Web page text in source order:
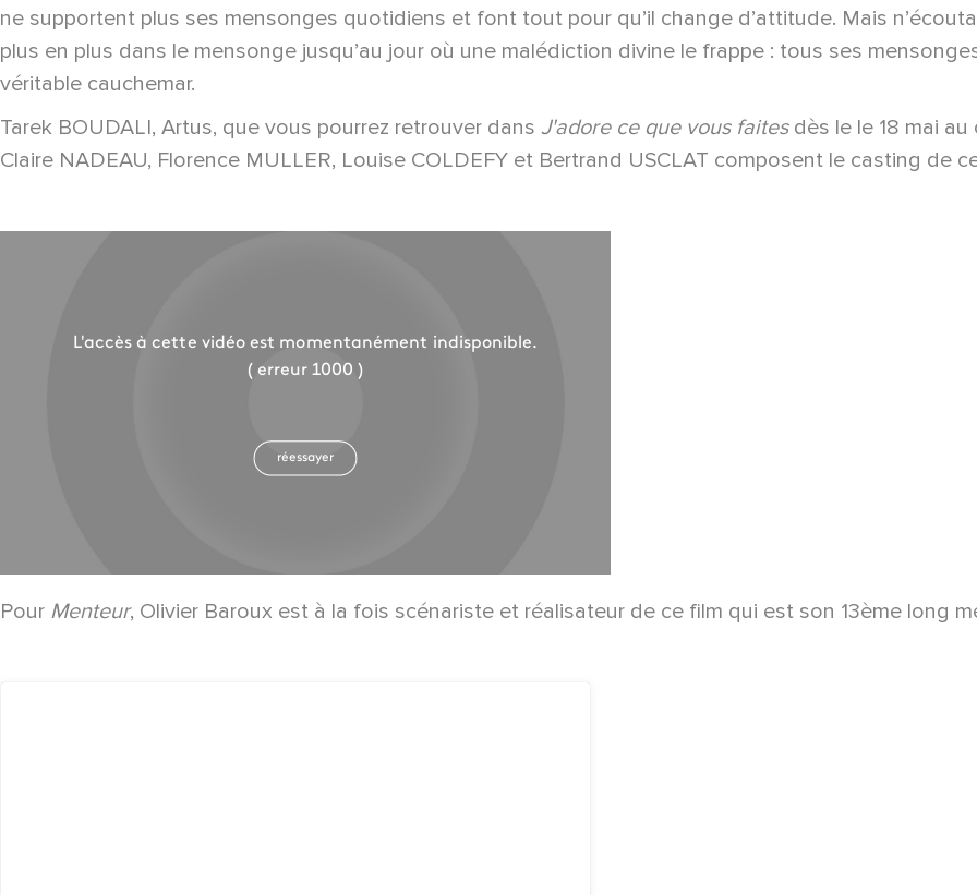
ne supportent plus ses mensonges quotidiens et font tout pour qu’il change d’attitude. Mais
plus en plus dans le mensonge jusqu’au jour où une malédiction divine le frappe : tous ses
véritable cauchemar.
Tarek BOUDALI, Artus, que vous pourrez retrouver dans J'adore ce que vous faitesdès le le 18 mai au
Claire NADEAU, Florence MULLER, Louise COLDEFY et Bertrand USCLAT composent le casting de
Pour Menteur, Olivier Baroux est à la fois scénariste et réalisateur de ce film qui est son 13ème long